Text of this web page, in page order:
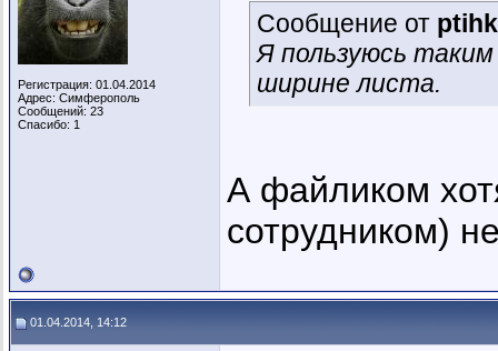
Регистрация: 01.04.2014
Адрес: Симферополь
Сообщений: 23
Спасибо: 1
Сообщение от
Я пользуюсь
ширине листа.
А файликом
сотрудником)
01.04.2014, 14:12